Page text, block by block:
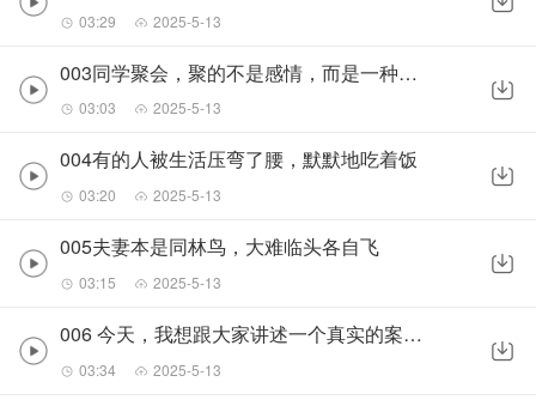
03:29 2025-5-13
003同学聚会，聚的不是感情，而是一种攀比心理
03:03 2025-5-13
004有的人被生活压弯了腰，默默地吃着饭
03:20 2025-5-13
005夫妻本是同林鸟，大难临头各自飞
03:15 2025-5-13
006 今天，我想跟大家讲述一个真实的案例分析
03:34 2025-5-13